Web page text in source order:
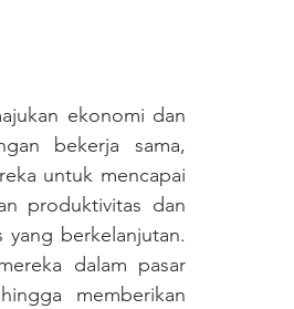
bekerja sama,
untuk mencapai
produktivitas dan
berkelanjutan.
dalam pasar
memberikan